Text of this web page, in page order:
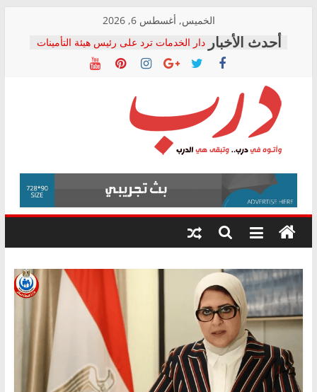
content
الخميس, أغسطس 6, 2026
دار الخدمات ترد على رئيس هيئة التأمينات
بعد مؤتمره الصحفي: إنكار الأزمة لا ينهي
معاناة أصحاب المعاشات.. ونطالب بكشف
فرحات سليمان يكتب: القطاع الصحي إلى
أين؟
حزب التحالف الشعبي يطلق لجنة “الحق
في الصحة” بالإسكندرية لرصد الانتهاكات
ودعم المرضى
الوزاري لمدينة الصحفيين.. وانتهاء أعمال
إنشاء المبنى الإداري
المجلس القومي لحقوق الإنسان يعلن
متابعة قضية الدكتور محمد زهران.. ويؤكد:
قرينة البراءة وضمانات المحاكمة العادلة
درب
وأتوه
درب..
وتبقى
هي